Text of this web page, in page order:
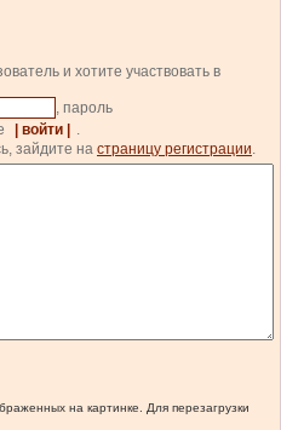
и хотите участвовать в
, пароль
| войти |
.
зайдите на страницу регистрации.
на картинке. Для перезагрузки